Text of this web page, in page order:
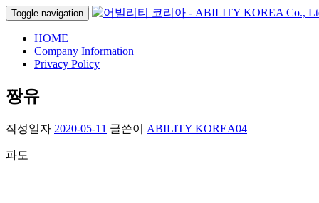
Toggle navigation
HOME
Company Information
Privacy Policy
짱유
작성일자 2020-05-11 글쓴이 ABILITY KOREA04
파도